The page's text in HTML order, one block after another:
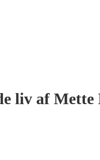
liv af